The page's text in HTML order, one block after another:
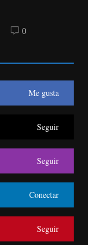
0
Me gusta
Seguir
Seguir
Conectar
Seguir